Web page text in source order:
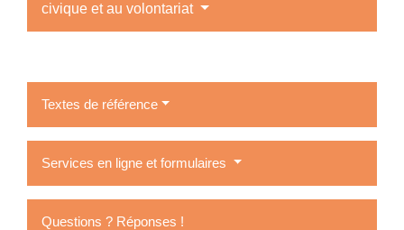
civique et au volontariat
Textes de référence
Services en ligne et formulaires
Questions ? Réponses !